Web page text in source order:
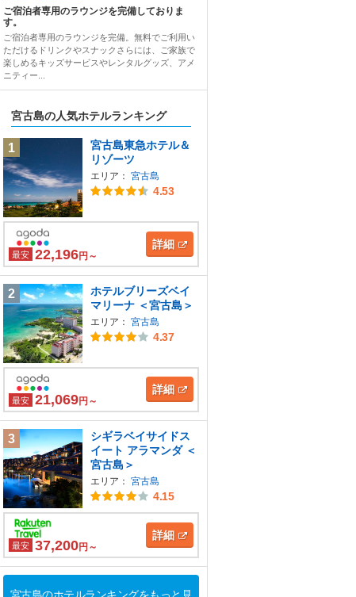
ご宿泊者専用のラウンジを完備しておりま
す。
ご宿泊者専用のラウンジを完備。無料でご利用い
ただけるドリンクやスナックさらには、ご家族で
楽しめるキッズサービスやレンタルグッズ、アメ
ニティー...
宮古島の人気ホテルランキング
1
宮古島東急ホテル＆
リゾーツ
エリア：宮古島
4.53
最安 22,196円～
詳細
2
ホテルブリーズベイ
マリーナ ＜宮古島＞
エリア：宮古島
4.37
最安 21,069円～
詳細
3
シギラベイサイドス
イート アラマンダ ＜
宮古島＞
エリア：宮古島
4.15
最安 37,200円～
詳細
宮古島のホテルランキングをもっと見